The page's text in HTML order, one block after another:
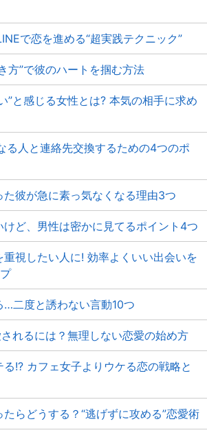
で恋を進める“超実践テクニック”
方”で彼のハートを掴む方法
”と感じる女性とは? 本気の相手に求め
る人と連絡先交換するための4つのポ
た彼が急に素っ気なくなる理由3つ
ど、男性は密かに見てるポイント4つ
重視したい人に! 効率よくいい出会いを
…二度と誘わない言動10つ
れるには？無理しない恋愛の始め方
る!? カフェ女子よりウケる恋の戦略と
らどうする？“逃げずに攻める”恋愛術